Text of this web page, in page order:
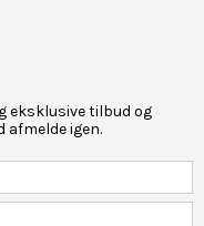
eksklusive tilbud og
afmelde igen.